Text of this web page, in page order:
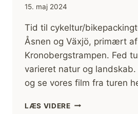
15. maj 2024
Tid til cykeltur/
Åsnen og Växjö, primært
Kronobergstrampen. Fed
varieret natur og
og se vores film fra turen
LÆS VIDERECYKELTUR